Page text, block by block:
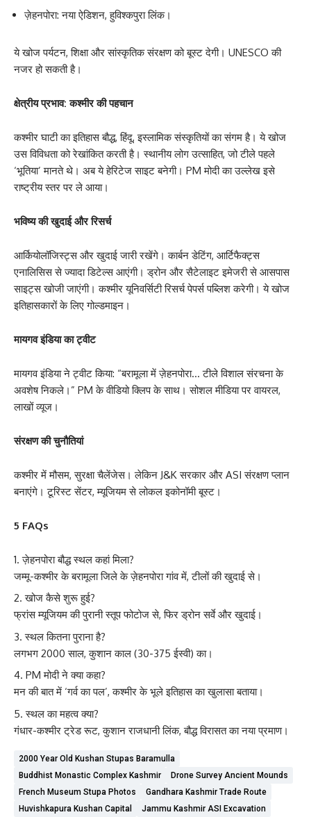
ज़ेहनपोरा: नया ऐडिशन, हुविश्कपुरा लिंक।
ये खोज पर्यटन, शिक्षा और सांस्कृतिक संरक्षण को बूस्ट देगी। UNESCO की
नजर हो सकती है।
क्षेत्रीय प्रभाव: कश्मीर की पहचान
कश्मीर घाटी का इतिहास बौद्ध, हिंदू, इस्लामिक संस्कृतियों का संगम है। ये खोज
उस विविधता को रेखांकित करती है। स्थानीय लोग उत्साहित, जो टीले पहले
‘भूतिया’ मानते थे। अब ये हेरिटेज साइट बनेगी। PM मोदी का उल्लेख इसे
राष्ट्रीय स्तर पर ले आया।
भविष्य की खुदाई और रिसर्च
आर्कियोलॉजिस्ट्स और खुदाई जारी रखेंगे। कार्बन डेटिंग, आर्टिफैक्ट्स
एनालिसिस से ज्यादा डिटेल्स आएंगी। ड्रोन और सैटेलाइट इमेजरी से आसपास
साइट्स खोजी जाएंगी। कश्मीर यूनिवर्सिटी रिसर्च पेपर्स पब्लिश करेगी। ये खोज
इतिहासकारों के लिए गोल्डमाइन।
मायगव इंडिया का ट्वीट
मायगव इंडिया ने ट्वीट किया: “बरामूला में ज़ेहनपोरा… टीले विशाल संरचना के
अवशेष निकले।” PM के वीडियो क्लिप के साथ। सोशल मीडिया पर वायरल,
लाखों व्यूज।
संरक्षण की चुनौतियां
कश्मीर में मौसम, सुरक्षा चैलेंजेस। लेकिन J&K सरकार और ASI संरक्षण प्लान
बनाएंगे। टूरिस्ट सेंटर, म्यूजियम से लोकल इकोनॉमी बूस्ट।
5 FAQs
ज़ेहनपोरा बौद्ध स्थल कहां मिला?
जम्मू-कश्मीर के बरामूला जिले के ज़ेहनपोरा गांव में, टीलों की खुदाई से।
खोज कैसे शुरू हुई?
फ्रांस म्यूजियम की पुरानी स्तूप फोटोज से, फिर ड्रोन सर्वे और खुदाई।
स्थल कितना पुराना है?
लगभग 2000 साल, कुशान काल (30-375 ईस्वी) का।
PM मोदी ने क्या कहा?
मन की बात में ‘गर्व का पल’, कश्मीर के भूले इतिहास का खुलासा बताया।
स्थल का महत्व क्या?
गंधार-कश्मीर ट्रेड रूट, कुशान राजधानी लिंक, बौद्ध विरासत का नया प्रमाण।
2000 Year Old Kushan Stupas Baramulla
Buddhist Monastic Complex Kashmir
Drone Survey Ancient Mounds
French Museum Stupa Photos
Gandhara Kashmir Trade Route
Huvishkapura Kushan Capital
Jammu Kashmir ASI Excavation